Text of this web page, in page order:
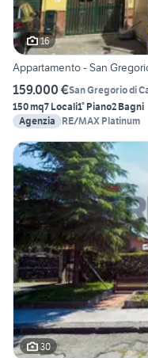
16
Appartamento - San
159.000 €San Gregorio di
150 mq7 Locali1° Piano2 Bagni
Agenzia
RE/MAX Platinum
30